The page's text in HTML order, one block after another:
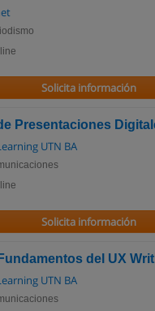
Solicita información
Presentaciones
UTN BA
Solicita información
del UX
UTN BA